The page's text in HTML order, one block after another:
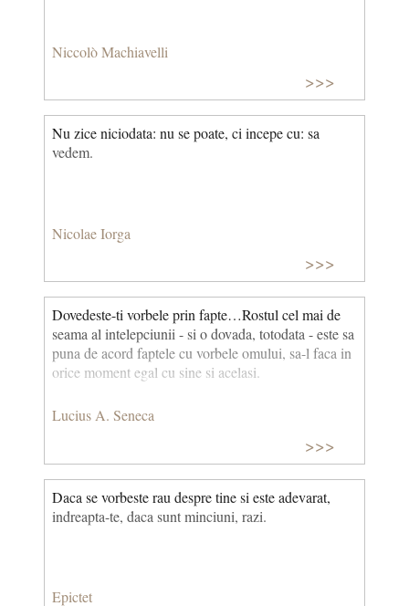
Niccolò Machiavelli
>>>
Nu zice niciodata: nu se poate, ci incepe cu: sa
vedem.
Nicolae Iorga
>>>
Dovedeste-ti vorbele prin fapte…Rostul cel mai de
seama al intelepciunii - si o dovada, totodata - este sa
puna de acord faptele cu vorbele omului, sa-l faca in
orice moment egal cu sine si acelasi.
Lucius A. Seneca
>>>
Daca se vorbeste rau despre tine si este adevarat,
indreapta-te, daca sunt minciuni, razi.
Epictet